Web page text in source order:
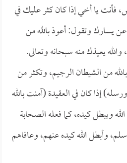
يا أخي إذا كان كثر عليك في
يسارك وتقول: أعوذ بالله من
يعيذك منه سبحانه وتعالى.
من الشيطان الرجيم، وتكثر من
إذا كان في العقيدة (آمنت بالله
ويبطل كيده، كما فعله الصحابة
وأبطل الله كيده عنهم، وعافاهم